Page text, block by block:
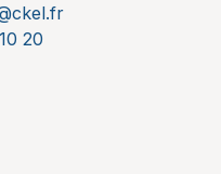
20